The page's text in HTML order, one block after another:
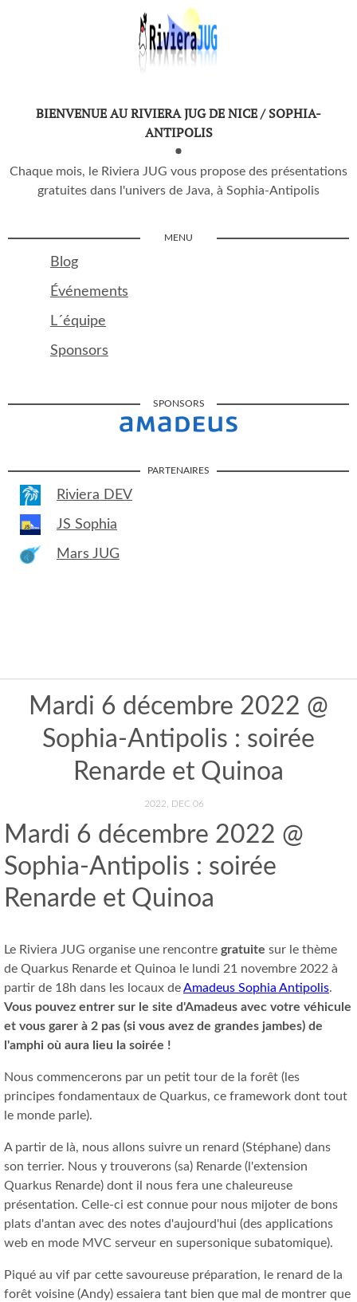
BIENVENUE AU RIVIERA JUG DE NICE / SOPHIA-
ANTIPOLIS
Chaque mois, le Riviera JUG vous propose des présentations
gratuites dans l'univers de Java, à Sophia-Antipolis
MENU
Blog
Événements
L´équipe
Sponsors
SPONSORS
PARTENAIRES
Riviera DEV
JS Sophia
Mars JUG
Mardi 6 décembre 2022 @
Sophia-Antipolis : soirée
Renarde et Quinoa
2022, DEC 06
Mardi 6 décembre 2022 @
Sophia-Antipolis : soirée
Renarde et Quinoa
Le Riviera JUG organise une rencontre gratuite sur le thème
de Quarkus Renarde et Quinoa le lundi 21 novembre 2022 à
partir de 18h dans les locaux deAmadeus Sophia Antipolis.
Vous pouvez entrer sur le site d'Amadeus avec votre véhicule
et vous garer à 2 pas (si vous avez de grandes jambes) de
l'amphi où aura lieu la soirée !
Nous commencerons par un petit tour de la forêt (les
principes fondamentaux de Quarkus, ce framework dont tout
le monde parle).
A partir de là, nous allons suivre un renard (Stéphane) dans
son terrier. Nous y trouverons (sa) Renarde (l'extension
Quarkus Renarde) dont il nous fera une chaleureuse
présentation. Celle-ci est connue pour nous mijoter de bons
plats d'antan avec des notes d'aujourd'hui (des applications
web en mode MVC serveur en supersonique subatomique).
Piqué au vif par cette savoureuse préparation, le renard de la
forêt voisine (Andy) essaiera tant bien que mal de montrer que